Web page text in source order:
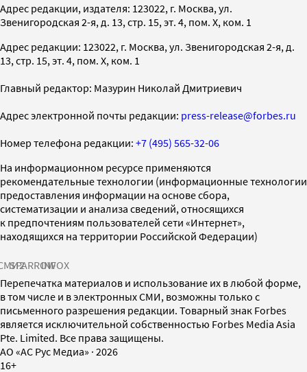
Адрес редакции, издателя: 123022, г. Москва, ул.
Звенигородская 2-я, д. 13, стр. 15, эт. 4, пом. X, ком. 1
Адрес редакции: 123022, г. Москва, ул. Звенигородская 2-я, д.
13, стр. 15, эт. 4, пом. X, ком. 1
Главный редактор: Мазурин Николай Дмитриевич
Адрес электронной почты редакции: press-release@forbes.ru
Номер телефона редакции: +7 (495) 565-32-06
На информационном ресурсе применяются
рекомендательные технологии (информационные технологии
предоставления информации на основе сбора,
систематизации и анализа сведений, относящихся
к предпочтениям пользователей сети «Интернет»,
находящихся на территории Российской Федерации)
SPARROWINFOX
Перепечатка материалов и использование их в любой форме,
в том числе и в электронных СМИ, возможны только с
письменного разрешения редакции. Товарный знак Forbes
является исключительной собственностью Forbes Media Asia
Pte. Limited. Все права защищены.
AO «АС Рус Медиа» · 2026
16+